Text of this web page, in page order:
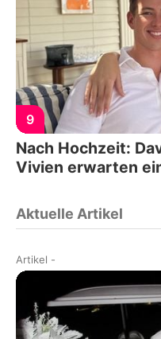
9
Nach Hochzeit:
Vivien erwarten
Aktuelle Artikel
Artikel -